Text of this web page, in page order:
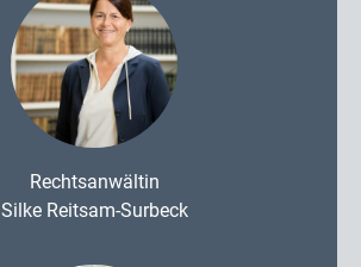
Rechtsanwältin
Silke Reitsam-Surbeck